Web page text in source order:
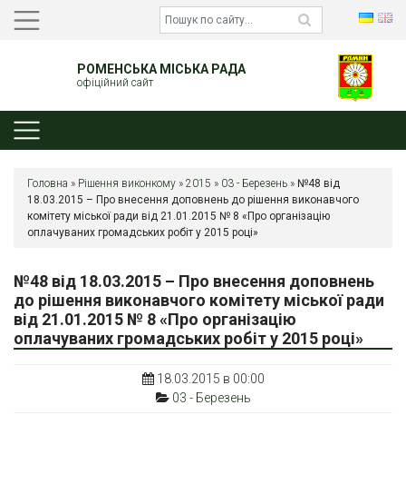
РОМЕНСЬКА МІСЬКА РАДА
офіційний сайт
Головна » Рішення виконкому » 2015 » 03 - Березень » №48 від
18.03.2015 – Про внесення доповнень до рішення виконавчого
комітету міської ради від 21.01.2015 № 8 «Про організацію
оплачуваних громадських робіт у 2015 році»
№48 від 18.03.2015 – Про внесення доповнень
до рішення виконавчого комітету міської ради
від 21.01.2015 № 8 «Про організацію
оплачуваних громадських робіт у 2015 році»
18.03.2015 в 00:00
03 - Березень